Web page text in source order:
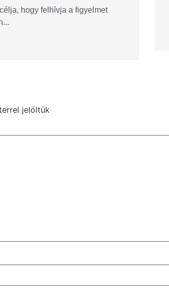
hogy felhívja a figyelmet
jelöltük